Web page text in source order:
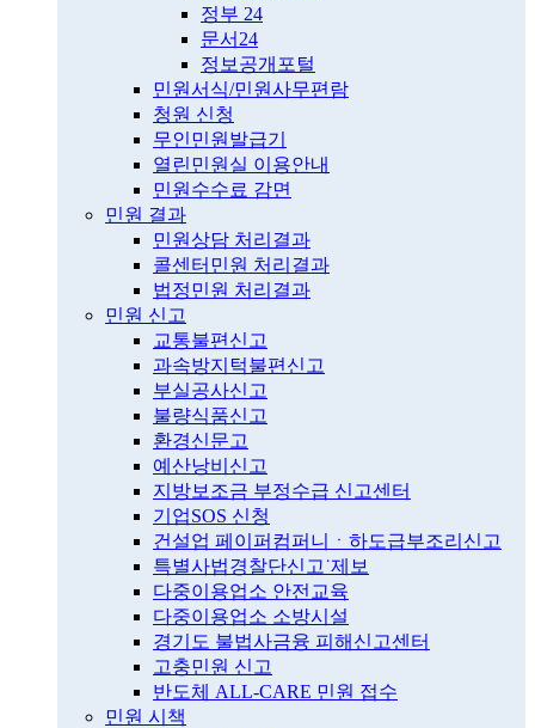
정부 24
문서24
정보공개포털
민원서식/민원사무편람
청원 신청
무인민원발급기
열린민원실 이용안내
민원수수료 감면
민원 결과
민원상담 처리결과
콜센터민원 처리결과
법정민원 처리결과
민원 신고
교통불편신고
과속방지턱불편신고
부실공사신고
불량식품신고
환경신문고
예산낭비신고
지방보조금 부정수급 신고센터
기업SOS 신청
건설업 페이퍼컴퍼니ㆍ하도급부조리신고
특별사법경찰단신고˙제보
다중이용업소 안전교육
다중이용업소 소방시설
경기도 불법사금융 피해신고센터
고충민원 신고
반도체 ALL-CARE 민원 접수
민원 시책